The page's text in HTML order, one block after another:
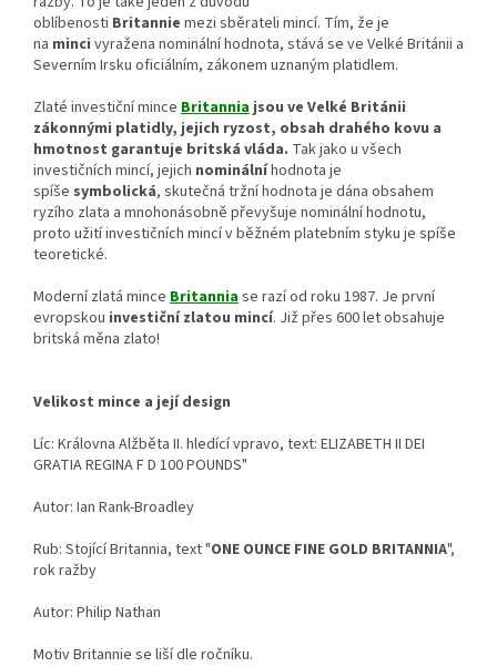
oblíbenosti Britannie mezi sběrateli mincí. Tím, že je
na minci vyražena nominální hodnota, stává se ve Velké Británii a
Severním Irsku oficiálním, zákonem uznaným platidlem.
Zlaté investiční mince Britannia jsou ve Velké Británii
zákonnými platidly, jejich ryzost, obsah drahého kovu a
hmotnost garantuje britská vláda. Tak jako u všech
investičních mincí, jejich nominálníhodnota je
spíše symbolická, skutečná tržní hodnota je dána obsahem
ryzího zlata a mnohonásobně převyšuje nominální hodnotu,
proto užití investičních mincí v běžném platebním styku je spíše
teoretické.
Moderní zlatá mince Britanniase razí od roku 1987. Je první
evropskou investiční zlatou mincí. Již přes 600 let obsahuje
britská měna zlato!
Velikost mince a její design
Líc: Královna Alžběta II. hledící vpravo, text: ELIZABETH II DEI
GRATIA REGINA F D 100 POUNDS"
Autor: Ian Rank-Broadley
Rub: Stojící Britannia, text "ONE OUNCE FINE GOLD BRITANNIA",
rok ražby
Autor: Philip Nathan
Motiv Britannie se liší dle ročníku.